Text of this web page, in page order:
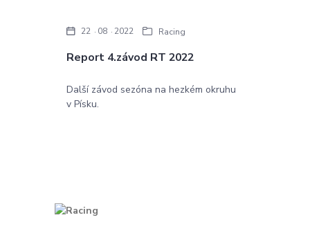
Report 4.závod RT 2022
22 08 2022 Racing
Další závod sezóna na hezkém okruhu
v Písku.